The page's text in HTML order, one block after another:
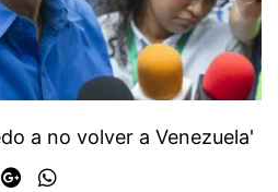
a no volver a Venezuela'